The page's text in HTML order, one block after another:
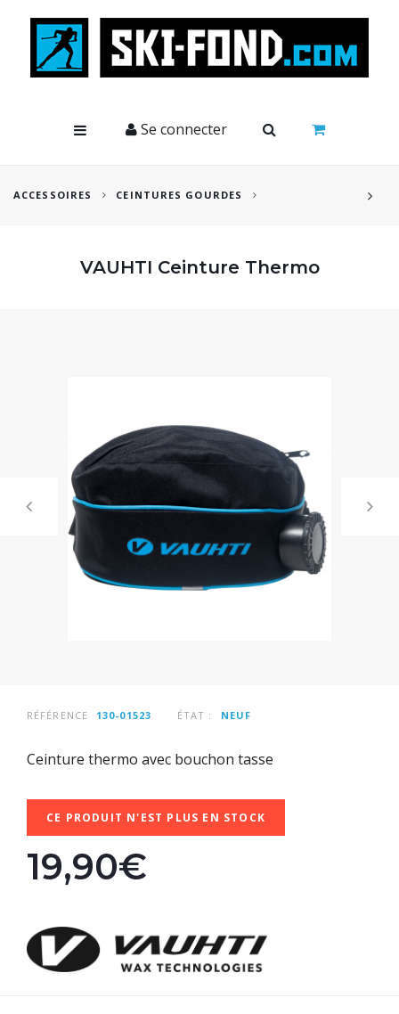
Se connecter
ACCESSOIRES CEINTURES GOURDES
RÉFÉRENCE 130-01523 ÉTAT : NEUF
VAUHTI Ceinture Thermo
Ceinture thermo avec bouchon tasse
CE PRODUIT N'EST PLUS EN STOCK
19,90€